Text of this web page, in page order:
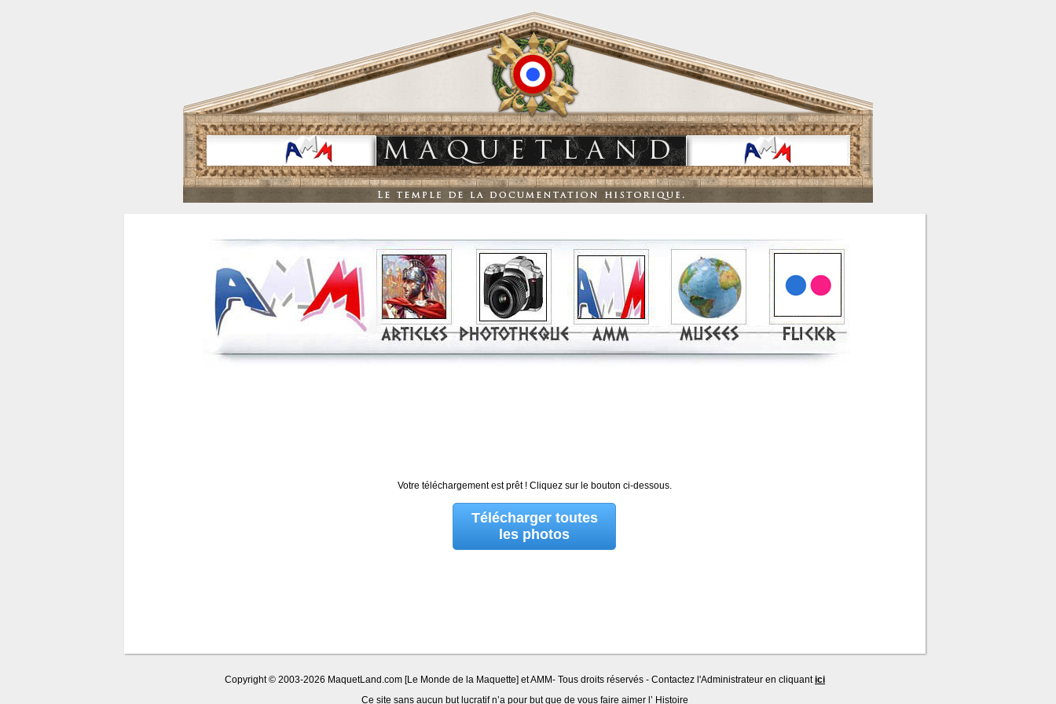
Votre téléchargement est prêt ! Cliquez sur le bouton ci-dessous.
Télécharger toutes
les photos
Copyright © 2003-2026 MaquetLand.com [Le Monde de la Maquette] et AMM- Tous droits réservés - Contactez l'Administrateur en cliquantici
Ce site sans aucun but lucratif n’a pour but que de vous faire aimer l’ Histoire